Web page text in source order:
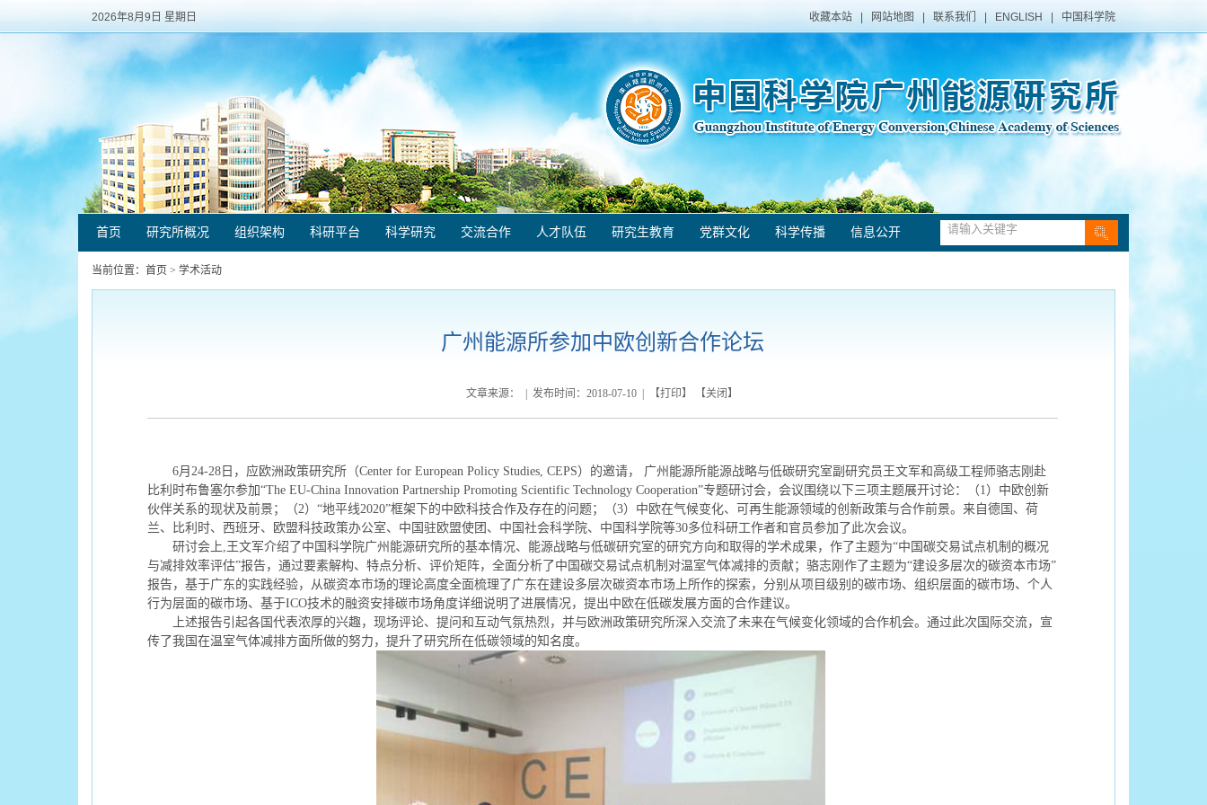
2026年8月9日 星期日 收藏本站 网站地图 联系我们 ENGLISH 中国科学院
首页 研究所概况 组织架构 科研平台 科学研究 交流合作 人才队伍 研究生教育 党群文化 科学传播 信息公开
当前位置： 首页 > 学术活动
广州能源所参加中欧创新合作论坛
文章来源： | 发布时间：2018-07-10 | 【打印】 【关闭 】
6月 24-28 日， 应欧洲政策研究所 （Center for European Policy Studies, CEPS） 的邀请， 广州能源所能源战略与低碳研究室副研究员 王文军和 高级工程师骆志刚 赴
比利时布鲁塞尔参加“The EU-China Innovation Partnership Promoting Scientific Technology Cooperation”专题研讨会，会议围绕以下三项主题展开讨论： （1）中欧创新
伙伴关系的现状及前景；
（2） “地平线2020”框架下的中欧科技合作及存在的问题； （3）中欧在气候变化、可再生能源领域的创新政策与合作前景。 来自 德国、 荷
兰、比利时、 西班牙、 欧盟科技政策办公室、 中国 驻欧盟使团 、 中国 社会科学院、中国科学院等30多位科研工作者和官员参加了此次会议。
研讨会 上, 王文军介绍了中国 科学院广州能源研究所的基本情况、能源战略与低碳研究室的研究方向和取得的学术成果， 作了 主题为“中国 碳交易试点机制 的概况
与减排效率评估”报告，通过要素解构、特点分析、评价矩阵， 全面分析 了 中国 碳交易试点机制 对温室气体减排的贡献；骆志刚 作了 主题为“建设多层次的碳资本市场”
报告，基于广东的实践经验， 从碳资本市场的理论高度全面梳理了广东在建设多层次碳资本市场上所作的探索，分别从项目级别的碳市场、组织层面的碳市场、个人
行为层面的碳市场、基于ICO技术的融资安排碳市场角度详细说明了进展情况，提出中欧在低碳发展方面的合作建议。
上述报告引起各国代表浓厚的兴趣，现场评论、提问和互动气氛热烈，并与欧洲政策研究所深入交流了未来在气候变化领域的合作机会。 通过此次 国际交流，宣
传了我国 在温室气体减排方面所做的努力，提升了研究所在低碳领域的知名度。